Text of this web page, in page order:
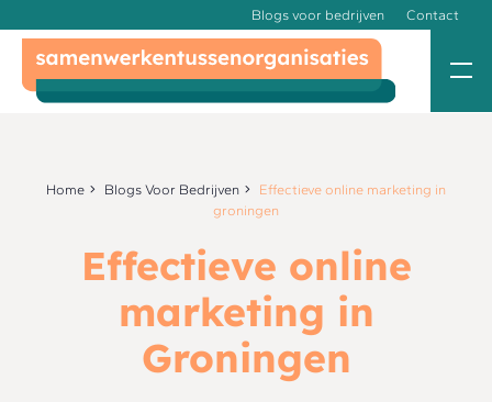
Blogs voor bedrijven Contact
Home Blogs Voor Bedrijven
Effectieve online marketing in
groningen
Effectieve online
marketing in
Groningen